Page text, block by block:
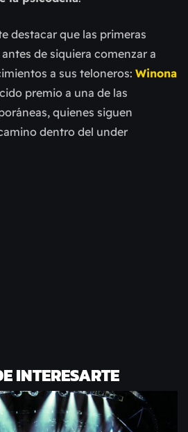
destacar que las primeras
de siquiera comenzar a
a sus teloneros: Winona
premio a una de las
quienes siguen
dentro del under
INTERESARTE